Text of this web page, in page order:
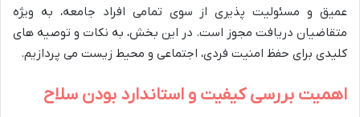
عمیق و مسئولیت پذیری از سوی تمامی افراد جامعه، به ویژه
متقاضیان دریافت مجوز است. در این بخش، به نکات و توصیه های
کلیدی برای حفظ امنیت فردی، اجتماعی و محیط زیست می پردازیم.
اهمیت بررسی کیفیت و استاندارد بودن سلاح